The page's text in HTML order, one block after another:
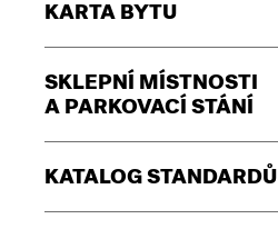
KARTA BYTU
SKLEPNÍ MÍSTNOSTI
A PARKOVACÍ STÁNÍ
KATALOG STANDARDŮ